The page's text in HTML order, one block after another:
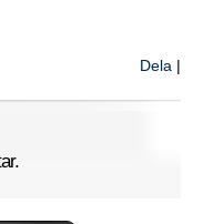
Dela |